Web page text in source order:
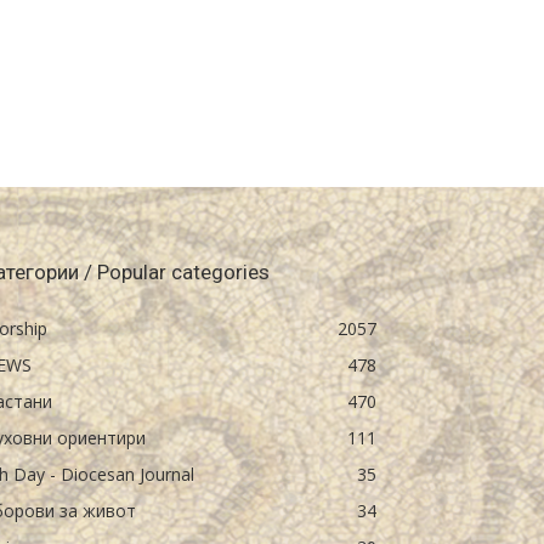
/ Popular categories
2057
478
470
ориентири
111
Day - Diocesan Journal
35
за живот
34